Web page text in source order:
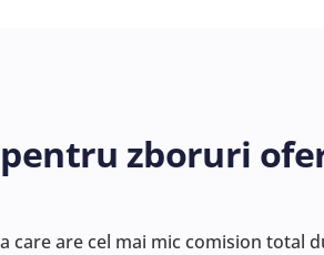
zboruri
are cel mai mic comision total